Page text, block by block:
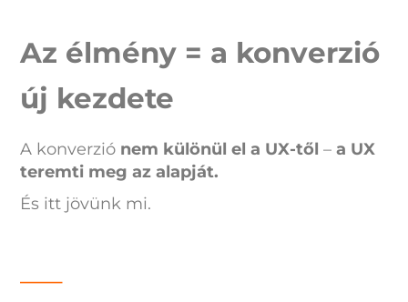
Az élmény = a konverzió
új kezdete
A konverzió nem különül el a UX-től –a UX
teremti meg az alapját.
És itt jövünk mi.
—–